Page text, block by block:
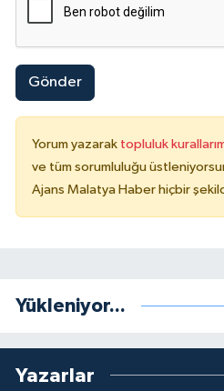
Gönder
Yorum yazarak topluluk
ve tüm sorumluluğu
Ajans Malatya Haber hiçbir
Yükleniyor...
Yazarlar